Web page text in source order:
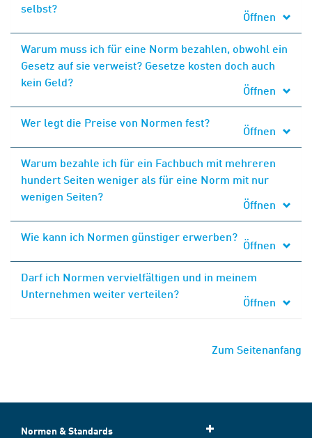
selbst?
Öffnen
Warum muss ich für eine Norm bezahlen, obwohl ein
Gesetz auf sie verweist? Gesetze kosten doch auch
kein Geld?
Öffnen
Wer legt die Preise von Normen fest?
Öffnen
Warum bezahle ich für ein Fachbuch mit mehreren
hundert Seiten weniger als für eine Norm mit nur
wenigen Seiten?
Öffnen
Wie kann ich Normen günstiger erwerben?
Öffnen
Darf ich Normen vervielfältigen und in meinem
Unternehmen weiter verteilen?
Öffnen
Zum Seitenanfang
Normen & Standards